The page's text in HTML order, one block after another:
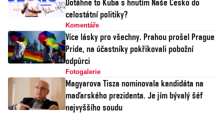
Dotáhne to Kuba s hnutím Naše Česko do
celostátní politiky?
Komentáře
Více lásky pro všechny. Prahou prošel Prague
Pride, na účastníky pokřikovali pobožní
odpůrci
Fotogalerie
Magyarova Tisza nominovala kandidáta na
maďarského prezidenta. Je jím bývalý šéf
nejvyššího soudu